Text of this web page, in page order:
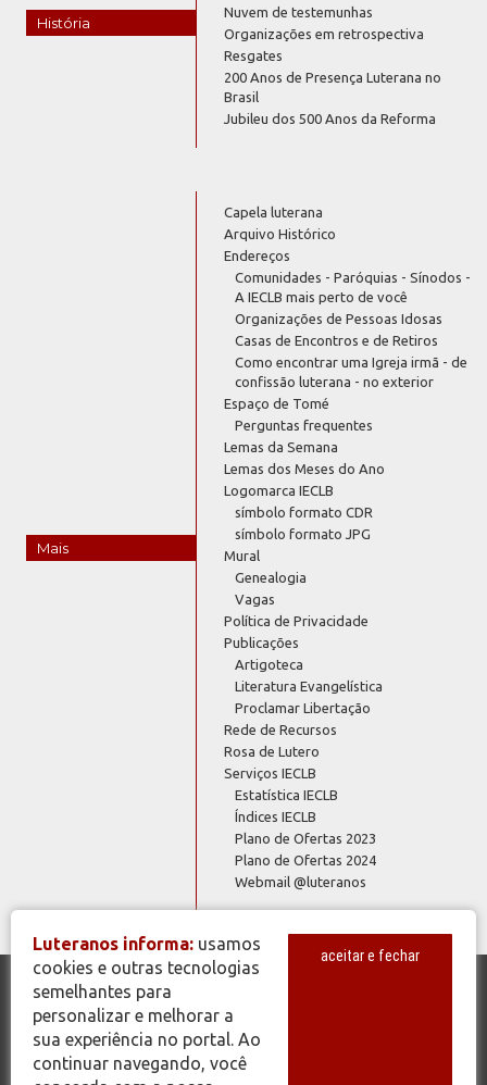
História
Nuvem de testemunhas
Organizações em retrospectiva
Resgates
200 Anos de Presença Luterana no
Brasil
Jubileu dos 500 Anos da Reforma
Mais
Capela luterana
Arquivo Histórico
Endereços
Comunidades - Paróquias - Sínodos -
A IECLB mais perto de você
Organizações de Pessoas Idosas
Casas de Encontros e de Retiros
Como encontrar uma Igreja irmã - de
confissão luterana - no exterior
Espaço de Tomé
Perguntas frequentes
Lemas da Semana
Lemas dos Meses do Ano
Logomarca IECLB
símbolo formato CDR
símbolo formato JPG
Mural
Genealogia
Vagas
Política de Privacidade
Publicações
Artigoteca
Literatura Evangelística
Proclamar Libertação
Rede de Recursos
Rosa de Lutero
Serviços IECLB
Estatística IECLB
Índices IECLB
Plano de Ofertas 2023
Plano de Ofertas 2024
Webmail @luteranos
© Copyright 2026 - Todos os Direitos Reservados - IECLB - Igreja
Evangélica de Confissão Luterana no Brasil - Portal Luteranos -
www.luteranos.com.br
Luteranos informa: usamos
cookies e outras tecnologias
semelhantes para
personalizar e melhorar a
sua experiência no portal. Ao
continuar navegando, você
aceitar e fechar